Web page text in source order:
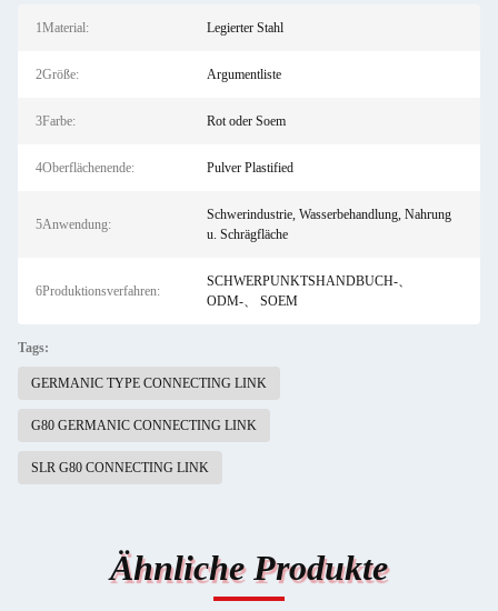
1Material: Legierter Stahl
2Größe: Argumentliste
3Farbe: Rot oder Soem
4Oberflächenende: Pulver Plastified
5Anwendung:
Schwerindustrie, Wasserbehandlung, Nahrung
u. Schrägfläche
6Produktionsverfahren:
SCHWERPUNKTSHANDBUCH-、
ODM-、 SOEM
Tags:
GERMANIC TYPE CONNECTING LINK
G80 GERMANIC CONNECTING LINK
SLR G80 CONNECTING LINK
Ähnliche Produkte